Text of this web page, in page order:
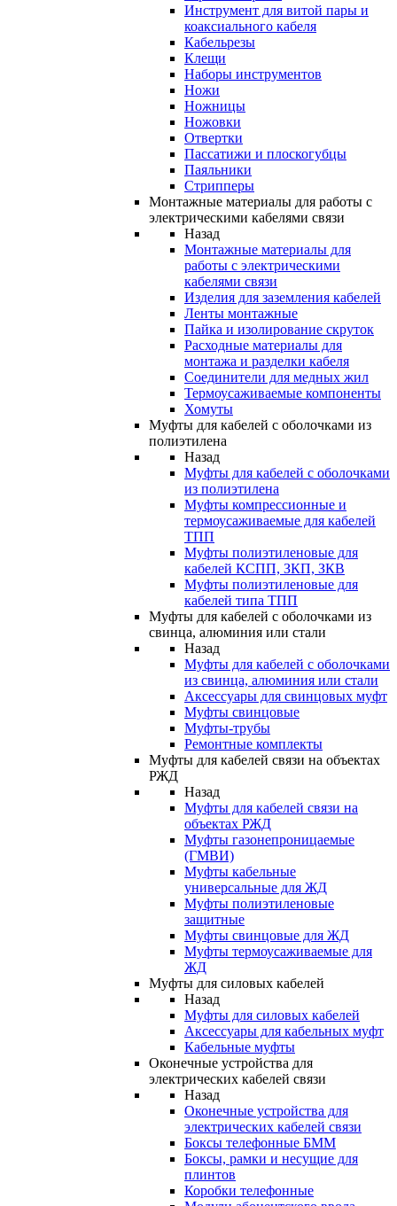
Инструмент для витой пары и
коаксиального кабеля
Кабельрезы
Клещи
Наборы инструментов
Ножи
Ножницы
Ножовки
Отвертки
Пассатижи и плоскогубцы
Паяльники
Стрипперы
Монтажные материалы для работы с
электрическими кабелями связи
Назад
Монтажные материалы для
работы с электрическими
кабелями связи
Изделия для заземления кабелей
Ленты монтажные
Пайка и изолирование скруток
Расходные материалы для
монтажа и разделки кабеля
Соединители для медных жил
Термоусаживаемые компоненты
Хомуты
Муфты для кабелей с оболочками из
полиэтилена
Назад
Муфты для кабелей с оболочками
из полиэтилена
Муфты компрессионные и
термоусаживаемые для кабелей
ТПП
Муфты полиэтиленовые для
кабелей КСПП, ЗКП, ЗКВ
Муфты полиэтиленовые для
кабелей типа ТПП
Муфты для кабелей с оболочками из
свинца, алюминия или стали
Назад
Муфты для кабелей с оболочками
из свинца, алюминия или стали
Аксессуары для свинцовых муфт
Муфты свинцовые
Муфты-трубы
Ремонтные комплекты
Муфты для кабелей связи на объектах
РЖД
Назад
Муфты для кабелей связи на
объектах РЖД
Муфты газонепроницаемые
(ГМВИ)
Муфты кабельные
универсальные для ЖД
Муфты полиэтиленовые
защитные
Муфты свинцовые для ЖД
Муфты термоусаживаемые для
ЖД
Муфты для силовых кабелей
Назад
Муфты для силовых кабелей
Аксессуары для кабельных муфт
Кабельные муфты
Оконечные устройства для
электрических кабелей связи
Назад
Оконечные устройства для
электрических кабелей связи
Боксы телефонные БММ
Боксы, рамки и несущие для
плинтов
Коробки телефонные